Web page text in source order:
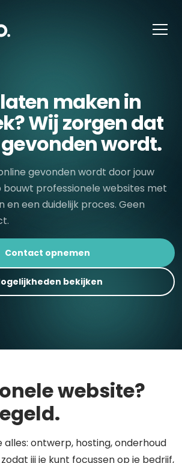
maken in
Wij zorgen dat
wordt.
gevonden wordt door jouw
bouwt professionele websites met
en een duidelijk proces. Geen
Contact opnemen
bekijken
website?
alles: ontwerp, hosting, onderhoud
jij je kunt focussen op je bedrijf,